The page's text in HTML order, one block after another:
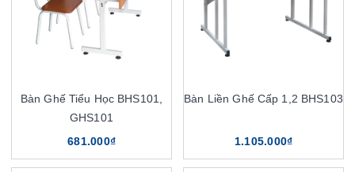
Bàn Ghế Tiểu Học BHS101,
GHS101
681.000₫
Bàn Liền Ghế Cấp 1,2 BHS103
1.105.000₫